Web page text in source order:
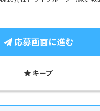
応募画面に進む
キープ